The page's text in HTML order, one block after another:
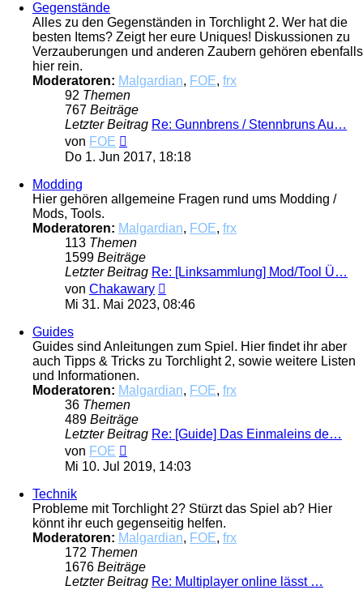
Gegenstände
Alles zu den Gegenständen in Torchlight 2. Wer hat die
besten Items? Zeigt her eure Uniques! Diskussionen zu
Verzauberungen und anderen Zaubern gehören ebenfalls
hier rein.
Moderatoren: Malgardian, FOE, frx
92 Themen
767 Beiträge
Letzter Beitrag Re: Gunnbrens / Stennbruns Au…
von FOE
Beitrag
Do 1. Jun 2017, 18:18
Modding
Hier gehören allgemeine Fragen rund ums Modding /
Mods, Tools.
Moderatoren: Malgardian, FOE, frx
113 Themen
1599 Beiträge
Letzter Beitrag Re: [Linksammlung] Mod/Tool Ü…
von Chakawary
Beitrag
Mi 31. Mai 2023, 08:46
Guides
Guides sind Anleitungen zum Spiel. Hier findet ihr aber
auch Tipps & Tricks zu Torchlight 2, sowie weitere Listen
und Informationen.
Moderatoren: Malgardian, FOE, frx
36 Themen
489 Beiträge
Letzter Beitrag Re: [Guide] Das Einmaleins de…
von FOE
Beitrag
Mi 10. Jul 2019, 14:03
Technik
Probleme mit Torchlight 2? Stürzt das Spiel ab? Hier
könnt ihr euch gegenseitig helfen.
Moderatoren: Malgardian, FOE, frx
172 Themen
1676 Beiträge
Letzter Beitrag Re: Multiplayer online lässt …